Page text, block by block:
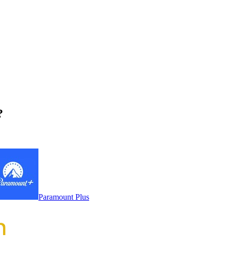
Paramount Plus